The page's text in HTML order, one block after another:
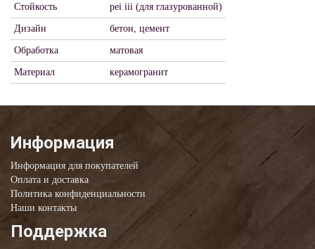
Стойкость pei iii (для глазурованной)
Дизайн бетон, цемент
Обработка матовая
Материал керамогранит
Информация
Информация для покупателей
Оплата и доставка
Политика конфиденциальности
Наши контакты
Поддержка